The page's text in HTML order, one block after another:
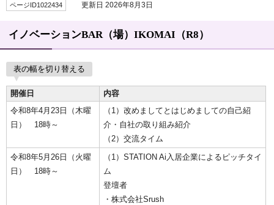
ページID1022434 更新日 2026年8月3日
イノベーションBAR（場）IKOMAI（R8）
表の幅を切り替える
開催日
内容
令和8年4月23日（木曜
日） 18時～
（1）改めましてとはじめましての自己紹
介・自社の取り組み紹介
（2）交流タイム
令和8年5月26日（火曜
日） 18時～
（1）STATION Ai入居企業によるピッチタイ
ム
登壇者
・株式会社Srush